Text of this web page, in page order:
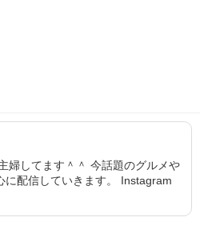
婦してます＾＾ 今話題のグルメや
に配信していきます。 Instagram